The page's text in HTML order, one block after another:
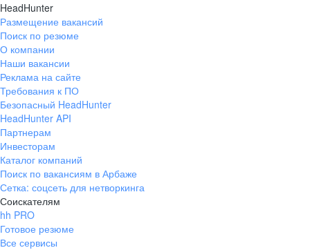
HeadHunter
Размещение вакансий
Поиск по резюме
О компании
Наши вакансии
Реклама на сайте
Требования к ПО
Безопасный HeadHunter
HeadHunter API
Партнерам
Инвесторам
Каталог компаний
Поиск по вакансиям в Арбаже
Сетка: соцсеть для нетворкинга
Соискателям
hh PRO
Готовое резюме
Все сервисы